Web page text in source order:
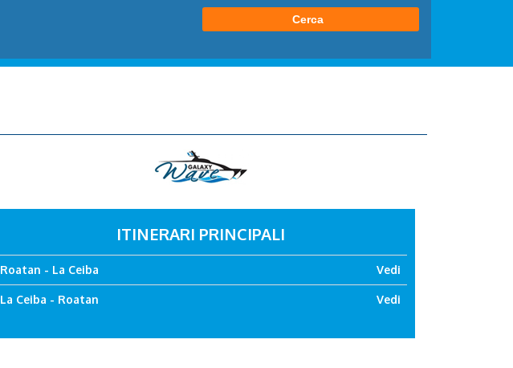
ITINERARI PRINCIPALI
Roatan - La Ceiba Vedi
La Ceiba - Roatan Vedi